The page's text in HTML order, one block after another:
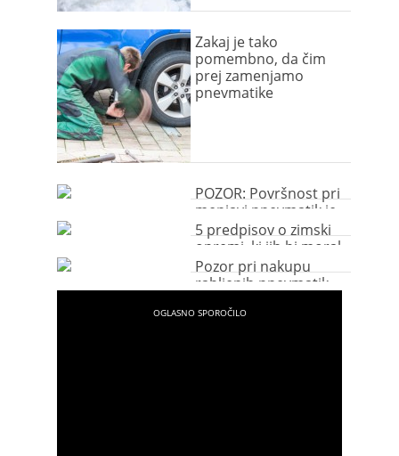
Zakaj je tako
pomembno, da čim
prej zamenjamo
pnevmatike
POZOR: Površnost pri
menjavi pnevmatik je
lahko usodna
5 predpisov o zimski
opremi, ki jih bi moral
poznati vsak voznik
Pozor pri nakupu
rabljenih pnevmatik